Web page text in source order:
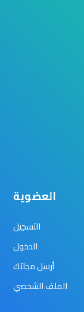
العضوية
التسجيل
الدخول
أرسل مجلتك
الملف الشخصي